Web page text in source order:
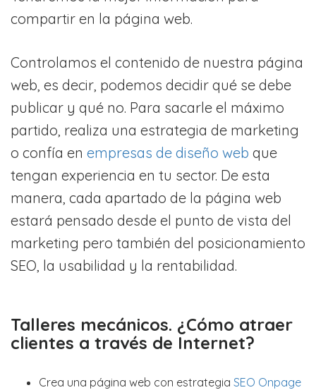
compartir en la página web.
Controlamos el contenido de nuestra página
web, es decir, podemos decidir qué se debe
publicar y qué no. Para sacarle el máximo
partido, realiza una estrategia de marketing
o confía en empresas de diseño web que
tengan experiencia en tu sector. De esta
manera, cada apartado de la página web
estará pensado desde el punto de vista del
marketing pero también del posicionamiento
SEO, la usabilidad y la rentabilidad.
Talleres mecánicos. ¿Cómo atraer
clientes a través de Internet?
Crea una página web con estrategia SEO Onpage